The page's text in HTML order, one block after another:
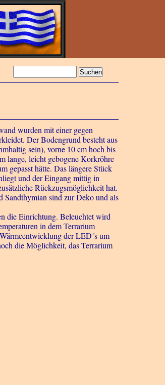
wurden mit einer gegen
Der Bodengrund besteht aus
sein), vorne 10 cm hoch bis
lange, leicht gebogene Korkröhre
gepasst hätte. Das längere Stück
und der Eingang mittig in
Rückzugsmöglichkeit hat.
Sandthymian sind zur Deko und als
die Einrichtung. Beleuchtet wird
in dem Terrarium
der LED´s um
die Möglichkeit, das Terrarium